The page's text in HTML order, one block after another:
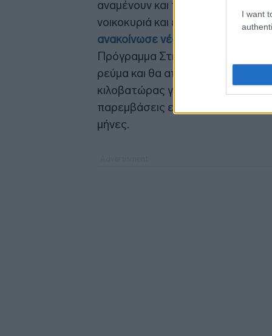
I want
αναμένουν και τώρα οι τράπεζες
νοικοκυριά και επιχειρήσεις. Χθες,
ανακοίνωσε νέα δέσμη
Πρόγραμμα Στήριξης για την
ρεύμα και θα απορροφήσει το
κιλοβατώρας για τα νοικοκυριά,
παρεμβάσεις είναι σε όλα τα
μήνες.